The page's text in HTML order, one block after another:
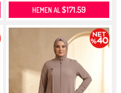
HEMEN AL$171.59